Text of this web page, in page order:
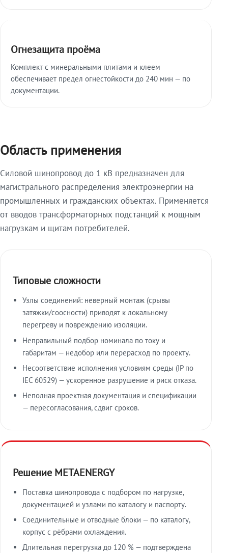
Огнезащита проёма
Комплект с минеральными плитами и клеем
обеспечивает предел огнестойкости до 240 мин — по
документации.
Область применения
Силовой шинопровод до 1 кВ предназначен для
магистрального распределения электроэнергии на
промышленных и гражданских объектах. Применяется
от вводов трансформаторных подстанций к мощным
нагрузкам и щитам потребителей.
Типовые сложности
Узлы соединений: неверный монтаж (срывы
затяжки/соосности) приводят к локальному
перегреву и повреждению изоляции.
Неправильный подбор номинала по току и
габаритам — недобор или перерасход по проекту.
Несоответствие исполнения условиям среды (IP по
IEC 60529) — ускоренное разрушение и риск отказа.
Неполная проектная документация и спецификации
— пересогласования, сдвиг сроков.
Решение METAENERGY
Поставка шинопровода с подбором по нагрузке,
документацией и узлами по каталогу и паспорту.
Соединительные и отводные блоки — по каталогу,
корпус с рёбрами охлаждения.
Длительная перегрузка до 120 % — подтверждена